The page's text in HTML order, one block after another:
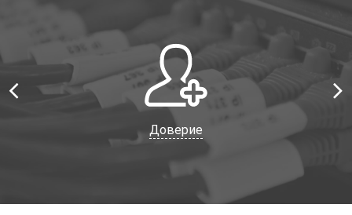
Доверие